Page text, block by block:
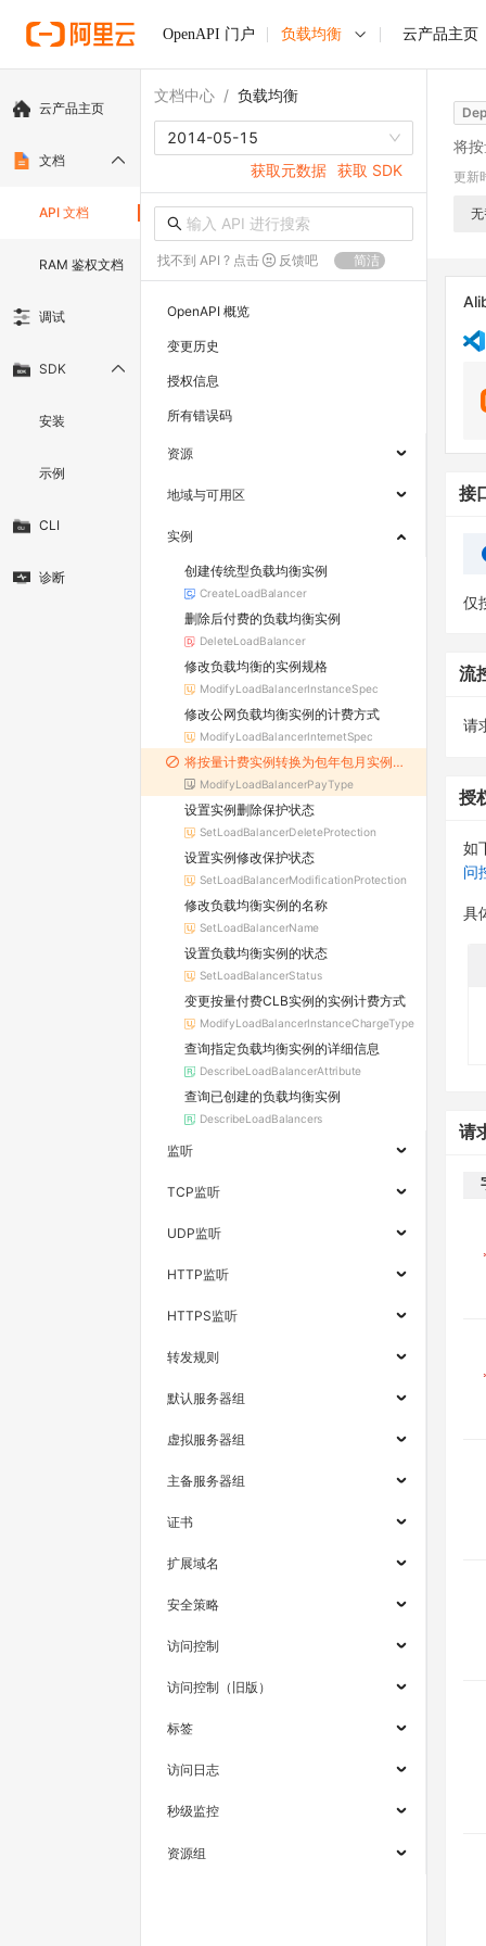
OpenAPI 门户 负载均衡 云产品主页
云产品主页
文档
API 文档
RAM 鉴权文档
调试
SDK
安装
示例
CLI
诊断
文档中心 / 负载均衡
2014-05-15
获取元数据 获取 SDK
找不到 API ? 点击 反馈吧 简洁
OpenAPI 概览
变更历史
授权信息
所有错误码
资源
地域与可用区
实例
创建传统型负载均衡实例
CreateLoadBalancer
删除后付费的负载均衡实例
DeleteLoadBalancer
修改负载均衡的实例规格
ModifyLoadBalancerInstanceSpec
修改公网负载均衡实例的计费方式
ModifyLoadBalancerInternetSpec
将按量计费实例转换为包年包月实例（已废弃）
ModifyLoadBalancerPayType
设置实例删除保护状态
SetLoadBalancerDeleteProtection
设置实例修改保护状态
SetLoadBalancerModificationProtection
修改负载均衡实例的名称
SetLoadBalancerName
设置负载均衡实例的状态
SetLoadBalancerStatus
变更按量付费CLB实例的实例计费方式
ModifyLoadBalancerInstanceChargeType
查询指定负载均衡实例的详细信息
DescribeLoadBalancerAttribute
查询已创建的负载均衡实例
DescribeLoadBalancers
监听
TCP监听
UDP监听
HTTP监听
HTTPS监听
转发规则
默认服务器组
虚拟服务器组
主备服务器组
证书
扩展域名
安全策略
访问控制
访问控制（旧版）
标签
访问日志
秒级监控
资源组
将
更新
接
仅
流
请
授
如
问
具
请